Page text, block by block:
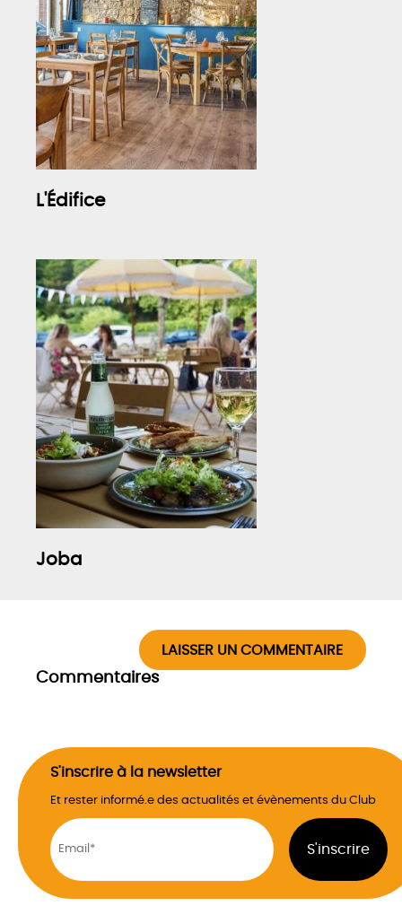
L'Édifice
Joba
LAISSER UN COMMENTAIRE
Commentaires
S'inscrire à la newsletter
Et rester informé.e des actualités et évènements du Club